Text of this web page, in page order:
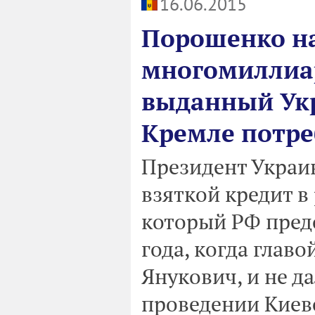
Порошенко
выданный
Кремле
Президент
взяткой кредит
который РФ
года, когда
Янукович, и не
проведении